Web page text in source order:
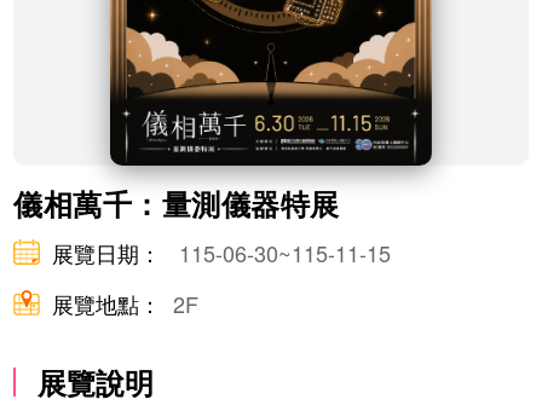
儀相萬千：量測儀器特展
展覽日期：
115-06-30~115-11-15
展覽地點：
2F
展覽說明